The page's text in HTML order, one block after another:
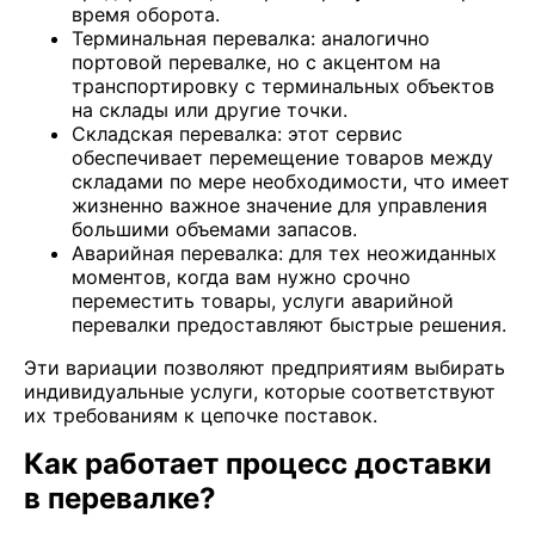
время оборота.
Терминальная перевалка: аналогично
портовой перевалке, но с акцентом на
транспортировку с терминальных объектов
на склады или другие точки.
Складская перевалка: этот сервис
обеспечивает перемещение товаров между
складами по мере необходимости, что имеет
жизненно важное значение для управления
большими объемами запасов.
Аварийная перевалка: для тех неожиданных
моментов, когда вам нужно срочно
переместить товары, услуги аварийной
перевалки предоставляют быстрые решения.
Эти вариации позволяют предприятиям выбирать
индивидуальные услуги, которые соответствуют
их требованиям к цепочке поставок.
Как работает процесс доставки
в перевалке?